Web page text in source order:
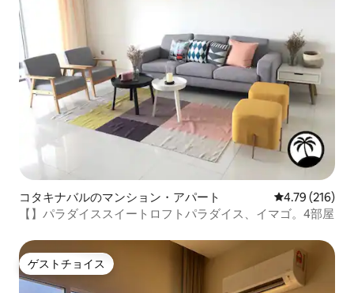
コタキナバルのマンション・アパート レビュー216
4.79 (216)
【】パラダイススイートロフトパラダイス、イマゴ。4部屋
ゲストチョイス
ゲストチョイス